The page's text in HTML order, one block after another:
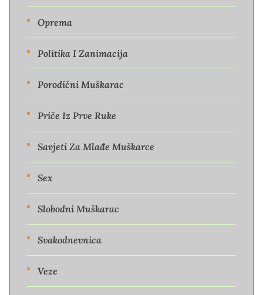
Oprema
Politika I Zanimacija
Porodični Muškarac
Priče Iz Prve Ruke
Savjeti Za Mlađe Muškarce
Sex
Slobodni Muškarac
Svakodnevnica
Veze